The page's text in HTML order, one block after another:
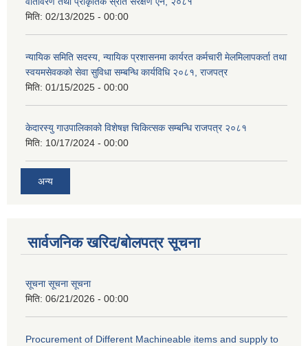
मिति: 02/13/2025 - 00:00
न्यायिक समिति सदस्य, न्यायिक प्रशासनमा कार्यरत कर्मचारी मेलमिलापकर्ता तथा
स्वयमसेवकको सेवा सुविधा सम्बन्धि कार्यविधि २०८१, राजपत्र
मिति: 01/15/2025 - 00:00
केदारस्यु गाउपालिकाको विशेषज्ञ चिकित्सक सम्बन्धि राजपत्र २०८१
मिति: 10/17/2024 - 00:00
अन्य
सार्वजनिक खरिद/बोलपत्र सूचना
सूचना सूचना सूचना
मिति: 06/21/2026 - 00:00
Procurement of Different Machineable items and supply to